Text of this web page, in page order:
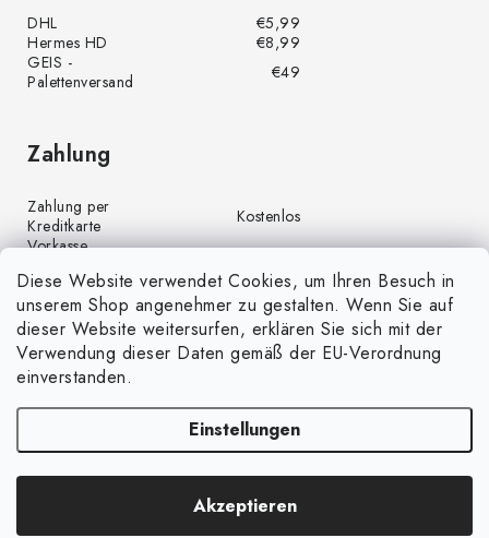
Diese Website verwendet Cookies, um Ihren Besuch in
unserem Shop angenehmer zu gestalten. Wenn Sie auf
dieser Website weitersurfen, erklären Sie sich mit der
Verwendung dieser Daten gemäß der EU-Verordnung
einverstanden.
Einstellungen
Akzeptieren
DHL
€5,99
Hermes HD
€8,99
GEIS -
Palettenversand
€49
Zahlung
Zahlung per
Kreditkarte
Kostenlos
Vorkasse
Zahlung per PayPal
Kostenlos
Nachnahme
€4,00
Copyright 2026GrünGarten.de. Alle Rechte vorbehalten.Cookie-
Einstellungen ändern